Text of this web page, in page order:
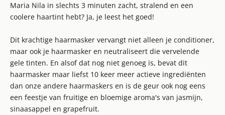
Maria Nila in slechts 3 minuten zacht, stralend en een
coolere haartint hebt? Ja, je leest het goed!
Dit krachtige haarmasker vervangt niet alleen je conditioner,
maar ook je haarmasker en neutraliseert die vervelende
gele tinten. En alsof dat nog niet genoeg is, bevat dit
haarmasker maar liefst 10 keer meer actieve ingrediënten
dan onze andere haarmaskers en is de geur ook nog eens
een feestje van fruitige en bloemige aroma's van jasmijn,
sinaasappel en grapefruit.